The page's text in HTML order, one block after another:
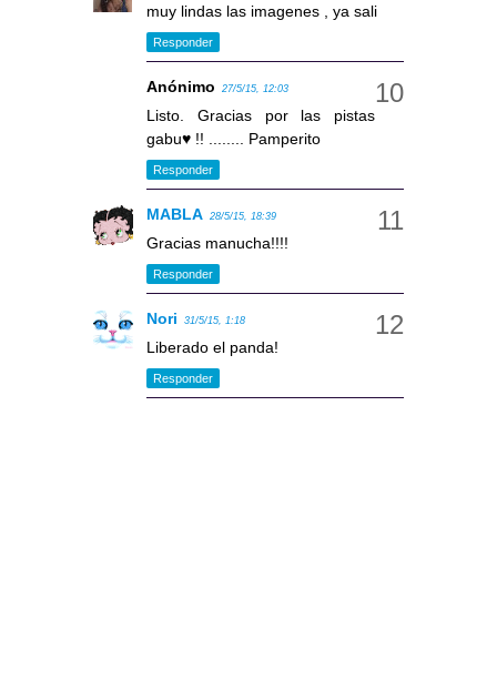
muy lindas las imagenes , ya sali
Responder
Anónimo 27/5/15, 12:03
Listo. Gracias por las pistas
gabu♥ !! ........ Pamperito
Responder
MABLA 28/5/15, 18:39
Gracias manucha!!!!
Responder
Nori 31/5/15, 1:18
Liberado el panda!
Responder